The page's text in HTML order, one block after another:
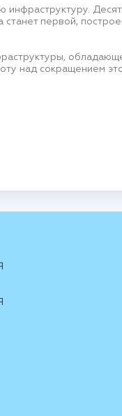
первой,
над сокращением